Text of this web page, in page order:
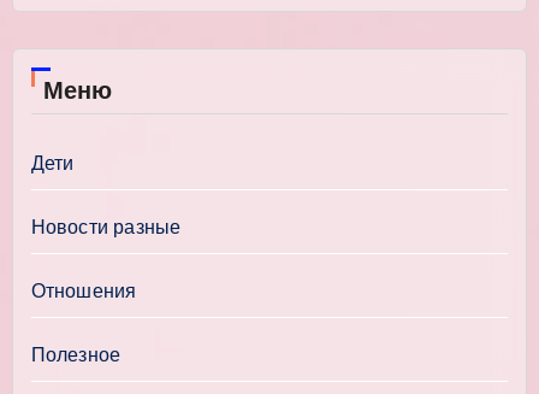
Меню
Дети
Новости разные
Отношения
Полезное